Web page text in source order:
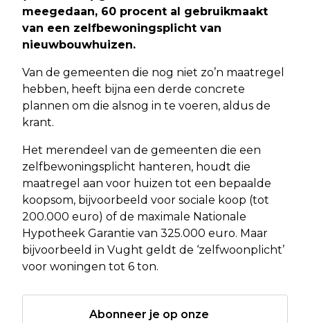
meegedaan, 60 procent al gebruikmaakt
van een zelfbewoningsplicht van
nieuwbouwhuizen.
Van de gemeenten die nog niet zo’n maatregel
hebben, heeft bijna een derde concrete
plannen om die alsnog in te voeren, aldus de
krant.
Het merendeel van de gemeenten die een
zelfbewoningsplicht hanteren, houdt die
maatregel aan voor huizen tot een bepaalde
koopsom, bijvoorbeeld voor sociale koop (tot
200.000 euro) of de maximale Nationale
Hypotheek Garantie van 325.000 euro. Maar
bijvoorbeeld in Vught geldt de ‘zelfwoonplicht’
voor woningen tot 6 ton.
Abonneer je op onze